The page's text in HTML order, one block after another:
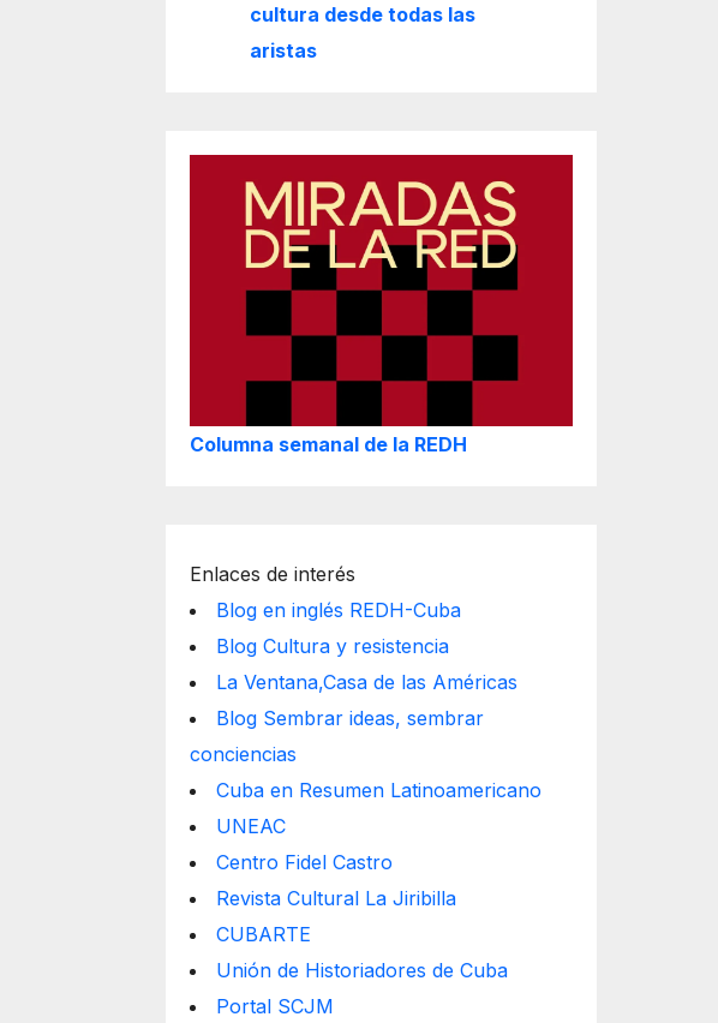
cultura desde todas las
aristas
Columna semanal de la REDH
Enlaces de interés
Blog en inglés REDH-Cuba
Blog Cultura y resistencia
La Ventana,Casa de las Américas
Blog Sembrar ideas, sembrar
conciencias
Cuba en Resumen Latinoamericano
UNEAC
Centro Fidel Castro
Revista Cultural La Jiribilla
CUBARTE
Unión de Historiadores de Cuba
Portal SCJM